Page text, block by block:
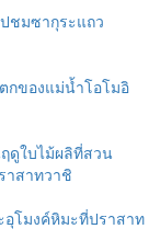
ชมซากุระแถว
กของแม่น้ำโอโมอิ
ดูใบไม้ผลิที่สวน
าสาทวาชิ
โมงค์หิมะที่ปราสาท